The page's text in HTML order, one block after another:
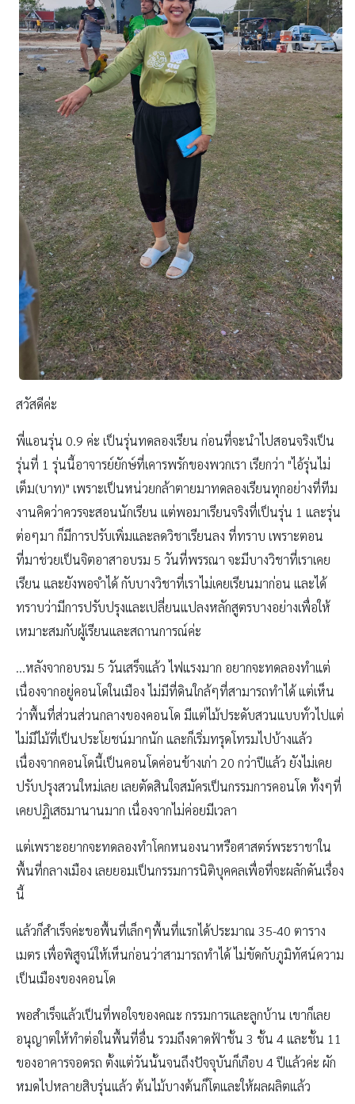
สวัสดีค่ะ
พี่แอนรุ่น 0.9 ค่ะ เป็นรุ่นทดลองเรียน ก่อนที่จะนำไปสอนจริงเป็น
รุ่นที่ 1 รุ่นนี้อาจารย์ยักษ์ที่เคารพรักของพวกเรา เรียกว่า "ไอ้รุ่นไม่
เต็ม(บาท)" เพราะเป็นหน่วยกล้าตายมาทดลองเรียนทุกอย่างที่ทีม
งานคิดว่าควรจะสอนนักเรียน แต่พอมาเรียนจริงที่เป็นรุ่น 1 และรุ่น
ต่อๆมา ก็มีการปรับเพิ่มและลดวิชาเรียนลง ที่ทราบ เพราะตอน
ที่มาช่วยเป็นจิตอาสาอบรม 5 วันที่พรรณา จะมีบางวิชาที่เราเคย
เรียน และยังพอจำได้ กับบางวิชาที่เราไม่เคยเรียนมาก่อน และได้
ทราบว่ามีการปรับปรุงและเปลี่ยนแปลงหลักสูตรบางอย่างเพื่อให้
เหมาะสมกับผู้เรียนและสถานการณ์ค่ะ
...หลังจากอบรม 5 วันเสร็จแล้ว ไฟแรงมาก อยากจะทดลองทำแต่
เนื่องจากอยู่คอนโดในเมือง ไม่มีที่ดินใกล้ๆที่สามารถทำได้ แต่เห็น
ว่าพื้นที่ส่วนส่วนกลางของคอนโด มีแต่ไม้ประดับสวนแบบทั่วไปแต่
ไม่มีไม้ที่เป็นประโยชน์มากนัก และก็เริ่มทรุดโทรมไปบ้างแล้ว
เนื่องจากคอนโดนี้เป็นคอนโดค่อนข้างเก่า 20 กว่าปีแล้ว ยังไม่เคย
ปรับปรุงสวนใหม่เลย เลยตัดสินใจสมัครเป็นกรรมการคอนโด ทั้งๆที่
เคยปฏิเสธมานานมาก เนื่องจากไม่ค่อยมีเวลา
แต่เพราะอยากจะทดลองทำโคกหนองนาหรือศาสตร์พระราชาใน
พื้นที่กลางเมือง เลยยอมเป็นกรรมการนิติบุคคลเพื่อที่จะผลักดันเรื่อง
นี้
แล้วก็สำเร็จค่ะขอพื้นที่เล็กๆพื้นที่แรกได้ประมาณ 35-40 ตาราง
เมตร เพื่อพิสูจน์ให้เห็นก่อนว่าสามารถทำได้ ไม่ขัดกับภูมิทัศน์ความ
เป็นเมืองของคอนโด
พอสำเร็จแล้วเป็นที่พอใจของคณะ กรรมการและลูกบ้าน เขาก็เลย
อนุญาตให้ทำต่อในพื้นที่อื่น รวมถึงดาดฟ้าชั้น 3 ชั้น 4 และชั้น 11
ของอาคารจอดรถ ตั้งแต่วันนั้นจนถึงปัจจุบันก็เกือบ 4 ปีแล้วค่ะ ผัก
หมดไปหลายสิบรุ่นแล้ว ต้นไม้บางต้นก็โตและให้ผลผลิตแล้ว